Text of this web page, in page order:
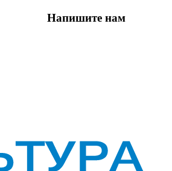
Напишите нам